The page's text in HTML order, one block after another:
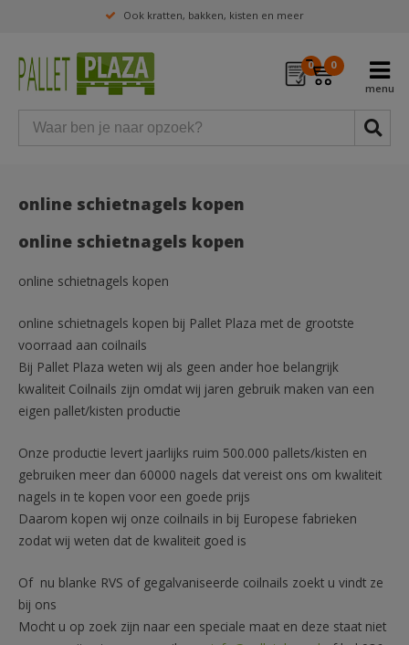
Ook kratten, bakken, kisten en meer
0 0
online schietnagels kopen
online schietnagels kopen
online schietnagels kopen
online schietnagels kopen bij Pallet Plaza met de grootste
voorraad aan coilnails
Bij Pallet Plaza weten wij als geen ander hoe belangrijk
kwaliteit Coilnails zijn omdat wij jaren gebruik maken van een
eigen pallet/kisten productie
Onze productie levert jaarlijks ruim 500.000 pallets/kisten en
gebruiken meer dan 60000 nagels dat vereist ons om kwaliteit
nagels in te kopen voor een goede prijs
Daarom kopen wij onze coilnails in bij Europese fabrieken
zodat wij weten dat de kwaliteit goed is
Of nu blanke RVS of gegalvaniseerde coilnails zoekt u vindt ze
bij ons
Mocht u op zoek zijn naar een speciale maat en deze staat niet